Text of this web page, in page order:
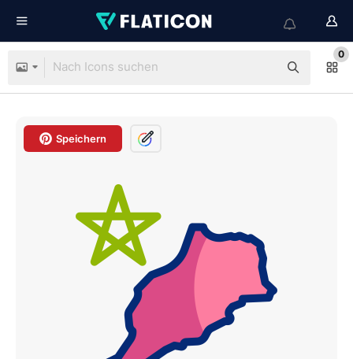
0
Speichern